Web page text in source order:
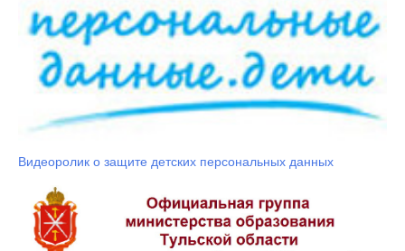
Видеоролик о защите детских персональных данных